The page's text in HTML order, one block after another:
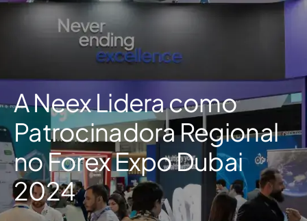
A Neex Lidera como
Patrocinadora Regional
no Forex Expo Dubai
2024